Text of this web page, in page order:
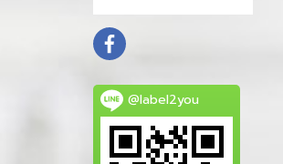
@label2you